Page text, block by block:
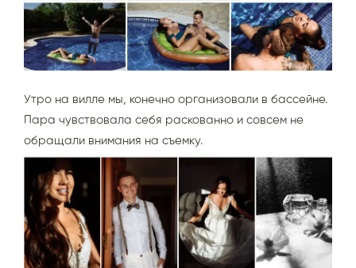
Утро на вилле мы, конечно организовали в бассейне.
Пара чувствовала себя раскованно и совсем не
обращали внимания на съемку.